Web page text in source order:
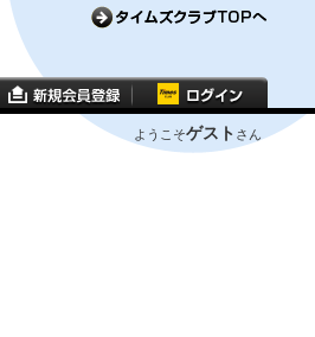
ようこそゲスト さん